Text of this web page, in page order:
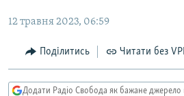
Перейти
пошуку
СУСПІЛЬСТВО
КУЛЬТУРА
СПОРТ
ДОНБАС.РЕАЛІЇ
КРИМ.РЕАЛІЇ
ТИ ЯК?
12 травня 2023, 06:59
Поділитись Читати без
Додати Радіо Свобода як бажане джерело